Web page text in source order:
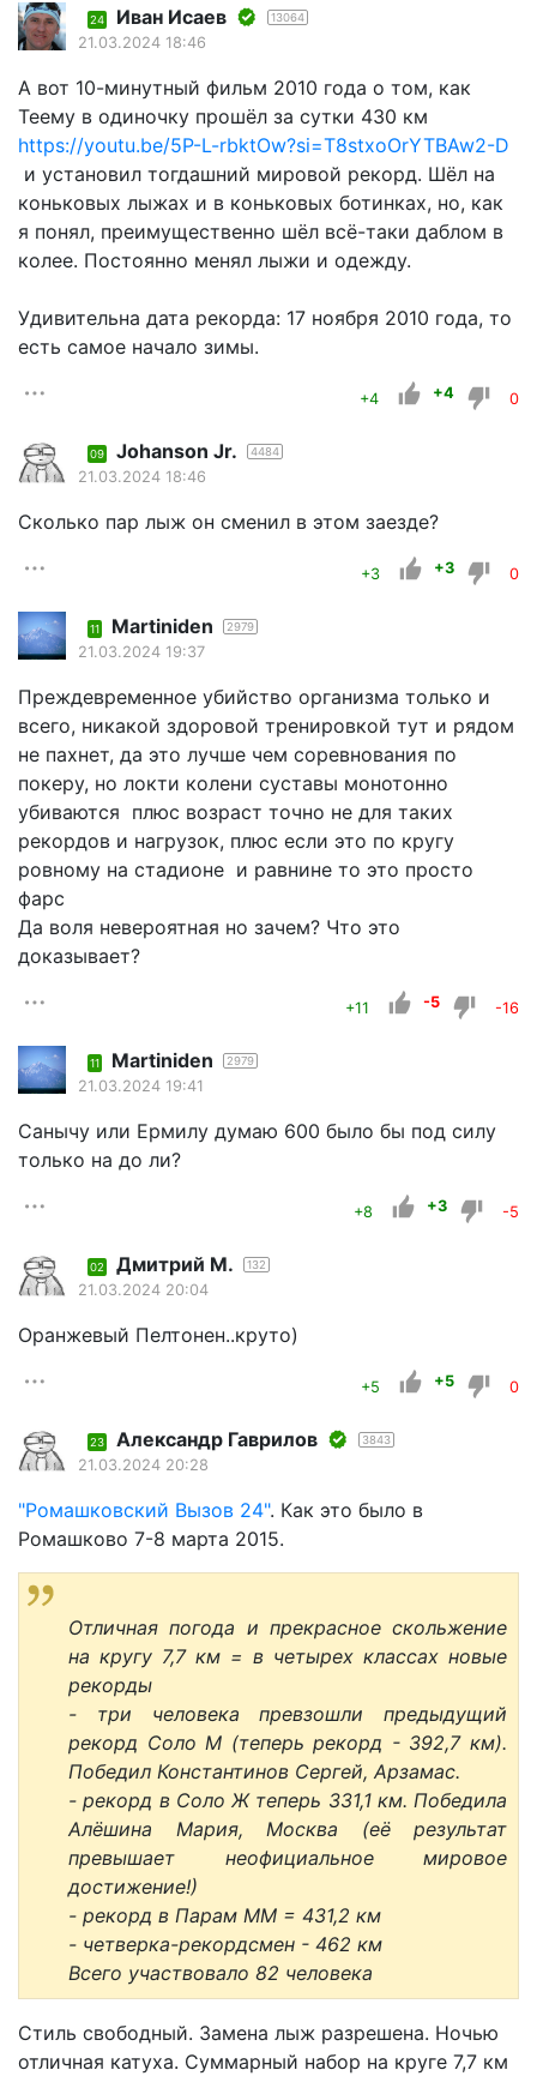
24 Иван Исаев 13064
21.03.2024 18:46
А вот 10-минутный фильм 2010 года о том, как
Теему в одиночку прошёл за сутки 430 км
https://youtu.be/5P-L-rbktOw?si=T8stxoOrYTBAw2-D
и установил тогдашний мировой рекорд. Шёл на
коньковых лыжах и в коньковых ботинках, но, как
я понял, преимущественно шёл всё-таки даблом в
колее. Постоянно менял лыжи и одежду.
Удивительна дата рекорда: 17 ноября 2010 года, то
есть самое начало зимы.
+4 +4 0
09 Johanson Jr. 4484
21.03.2024 18:46
Сколько пар лыж он сменил в этом заезде?
+3 +3 0
11 Martiniden 2979
21.03.2024 19:37
Преждевременное убийство организма только и
всего, никакой здоровой тренировкой тут и рядом
не пахнет, да это лучше чем соревнования по
покеру, но локти колени суставы монотонно
убиваются плюс возраст точно не для таких
рекордов и нагрузок, плюс если это по кругу
ровному на стадионе и равнине то это просто
фарс
Да воля невероятная но зачем? Что это
доказывает?
+11 -5 -16
11 Martiniden 2979
21.03.2024 19:41
Санычу или Ермилу думаю 600 было бы под силу
только на до ли?
+8 +3 -5
02 Дмитрий М. 132
21.03.2024 20:04
Оранжевый Пелтонен..круто)
+5 +5 0
23 Александр Гаврилов 3843
21.03.2024 20:28
"Ромашковский Вызов 24". Как это было в
Ромашково 7-8 марта 2015.
Отличная погода и прекрасное скольжение
на кругу 7,7 км = в четырех классах новые
рекорды
- три человека превзошли предыдущий
рекорд Соло М (теперь рекорд - 392,7 км).
Победил Константинов Сергей, Арзамас.
- рекорд в Соло Ж теперь 331,1 км. Победила
Алёшина Мария, Москва (её результат
превышает неофициальное мировое
достижение!)
- рекорд в Парам ММ = 431,2 км
- четверка-рекордсмен - 462 км
Всего участвовало 82 человека
Стиль свободный. Замена лыж разрешена. Ночью
отличная катуха. Суммарный набор на круге 7,7 км